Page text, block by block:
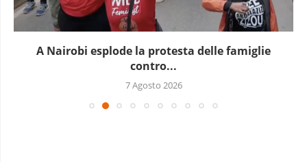
In Guinea è in corso un nuovo blocco...
7 Agosto 2026